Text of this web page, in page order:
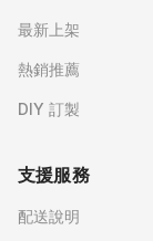
最新上架
熱銷推薦
DIY 訂製
支援服務
配送說明